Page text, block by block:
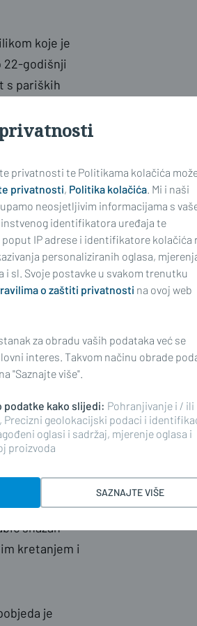
koje je
22-godišnji
s pariških
to učinio
trenutak
je odlučio
ga s
manje
i sve više
široki
tražiti
je njegov
brzih
Veočić je to
kojeg je,
prema
kretati,
i
snažan
kretanjem i
je
privatnosti
privatnosti te Politikama kolačića
privatnosti, Politika kolačića . Mi i naši
neosjetljivim informacijama s
identifikatora uređaja te
IP adrese i identifikatore kolačića
personaliziranih oglasa,
sl. Svoje postavke u svakom trenutku
o zaštiti privatnosti na ovoj web
za obradu vaših podataka već se
interes. Takvom načinu obrade
"Saznajte više".
podatke kako slijedi: Pohranjivanje i / ili
geolokacijski podaci i
oglasi i sadržaj, mjerenje oglasa i
proizvoda
SAZNAJTE VIŠE